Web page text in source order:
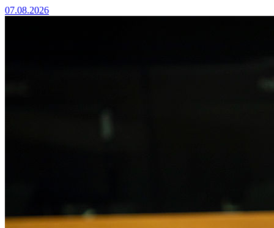
07.08.2026